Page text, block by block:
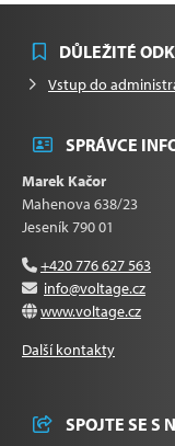
DŮLEŽITÉ
Vstup do
SPRÁVCE
Marek Kačor
Mahenova 638/23
Jeseník 790 01
+420 776 627 563
info@voltage.cz
www.voltage.cz
Další kontakty
SPOJTE SE S